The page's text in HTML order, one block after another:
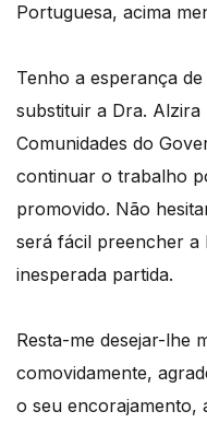
Portuguesa, acima
Tenho a esperança
substituir a Dra.
Comunidades do
continuar o trabalho
promovido. Não
será fácil preencher a
inesperada partida.
Resta-me desejar-lhe
comovidamente,
o seu encorajamento,